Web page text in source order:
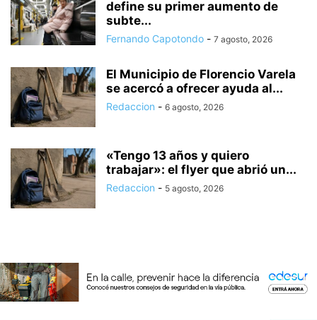
define su primer aumento de
subte...
Fernando Capotondo - 7 agosto, 2026
El Municipio de Florencio Varela
se acercó a ofrecer ayuda al...
Redaccion - 6 agosto, 2026
«Tengo 13 años y quiero
trabajar»: el flyer que abrió un...
Redaccion - 5 agosto, 2026